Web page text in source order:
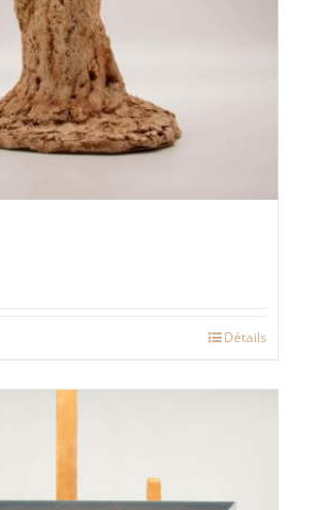
Détails